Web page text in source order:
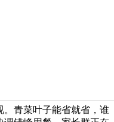
。青菜叶子能省就省，谁